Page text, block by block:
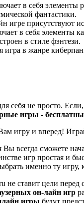
в себя элементы
фантастики.
игре присутствуют
в себя элементы
в стиле фэнтези.
игра в жанре
себя не просто.
игры -
игру и вперед!
всегда сможете
игр простая и
именно ту игру,
не ставит цели перед
он-лайн игр